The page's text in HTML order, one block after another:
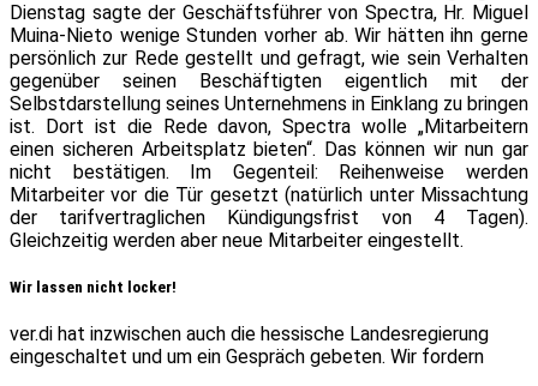
Dienstag sagte der Geschäftsführer von Spectra, Hr. Miguel
Muina-Nieto wenige Stunden vorher ab. Wir hätten ihn gerne
persönlich zur Rede gestellt und gefragt, wie sein Verhalten
gegenüber seinen Beschäftigten eigentlich mit der
Selbstdarstellung seines Unternehmens in Einklang zu bringen
ist. Dort ist die Rede davon, Spectra wolle „Mitarbeitern
einen sicheren Arbeitsplatz bieten“. Das können wir nun gar
nicht bestätigen. Im Gegenteil: Reihenweise werden
Mitarbeiter vor die Tür gesetzt (natürlich unter Missachtung
der tarifvertraglichen Kündigungsfrist von 4 Tagen).
Gleichzeitig werden aber neue Mitarbeiter eingestellt.
Wir lassen nicht locker!
ver.di hat inzwischen auch die hessische Landesregierung
eingeschaltet und um ein Gespräch gebeten. Wir fordern